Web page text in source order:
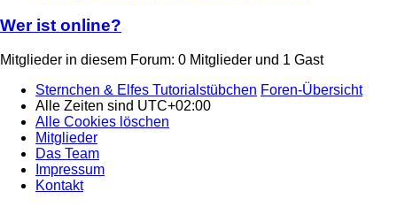
Wer ist online?
Mitglieder in diesem Forum: 0 Mitglieder und 1 Gast
Sternchen & Elfes Tutorialstübchen Foren-Übersicht
Alle Zeiten sind UTC+02:00
Alle Cookies löschen
Mitglieder
Das Team
Impressum
Kontakt